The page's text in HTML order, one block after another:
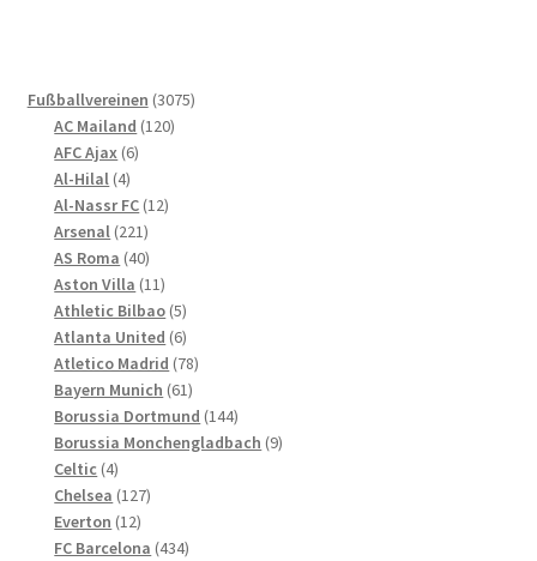
Fußballvereinen 30753075
AC Mailand 120120
AFC Ajax 66
Al-Hilal 44
Produkte
Al-Nassr FC 1212
Arsenal 221221
Produkte
AS Roma 4040
Produkte
Aston Villa 1111
Produkte
Athletic Bilbao 55
Produkte
Atlanta United 66
Produkte
Atletico Madrid 7878
Bayern Munich 6161
Produkte
Borussia Dortmund 144144
Produkte
Borussia Monchengladbach 99
Celtic 44
Produkte
Chelsea 127127
Everton 1212
Produkte
FC Barcelona 434434